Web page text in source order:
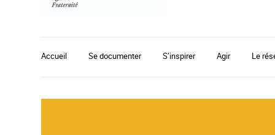
Accueil Se documenter S’inspirer Agir Le